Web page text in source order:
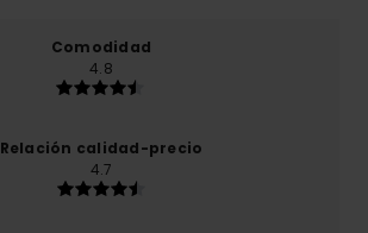
Comodidad
4.8
Relación calidad-precio
4.7